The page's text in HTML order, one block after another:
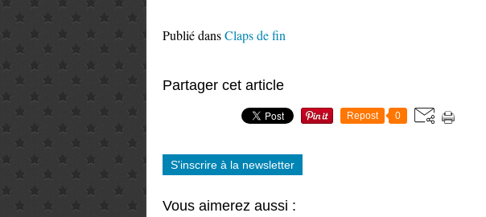
Publié dansClaps de fin
Partager cet article
Repost 0
S'inscrire à la newsletter
Vous aimerez aussi :